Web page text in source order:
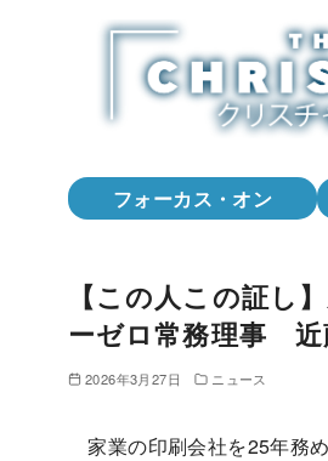
フォーカス・オン
【この人この証
ーゼロ常務理事 近
2026年3月27日 ニュース
家業の印刷会社を25年務